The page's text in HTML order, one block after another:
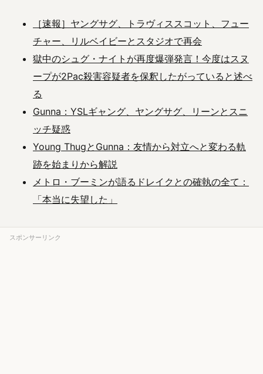
［速報］ヤングサグ、トラヴィススコット、フュー
チャー、リルベイビーとスタジオで再会
獄中のシュグ・ナイトが再度爆弾発言！今度はスヌ
ープが2Pac殺害容疑者を保釈したがっていると述べ
る
Gunna：YSLギャング、ヤングサグ、リーンとスニ
ッチ疑惑
Young ThugとGunna：友情から対立へと変わる軌
跡を始まりから解説
メトロ・ブーミンが語るドレイクとの確執の全て：
「本当に失望した」
スポンサーリンク